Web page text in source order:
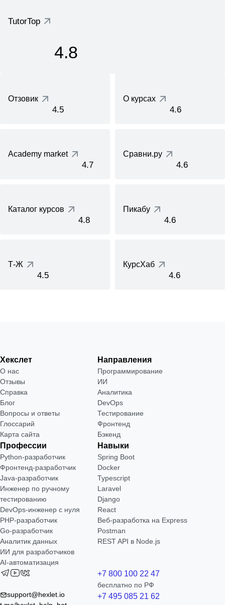
TutorTop
4.8
Отзовик
4.5
О курсах
4.6
Academy market
4.7
Сравни.ру
4.6
Каталог курсов
4.8
Пикабу
4.6
Т-Ж
4.5
КурсХаб
4.6
Хекслет
О нас
Отзывы
Справка
Блог
Вопросы и ответы
Глоссарий
Карта сайта
Направления
Программирование
ИИ
Аналитика
DevOps
Тестирование
Фронтенд
Бэкенд
Профессии
Python-разработчик
Фронтенд-разработчик
Java-разработчик
Инженер по ручному
тестированию
DevOps-инженер с нуля
РНР-разработчик
Go-разработчик
Аналитик данных
ИИ для разработчиков
AI-автоматизация
Навыки
Spring Boot
Docker
Typescript
Laravel
Django
React
Веб-разработка на Express
Postman
REST API в Node.js
support@hexlet.io
+7 800 100 22 47
бесплатно по РФ
+7 495 085 21 62